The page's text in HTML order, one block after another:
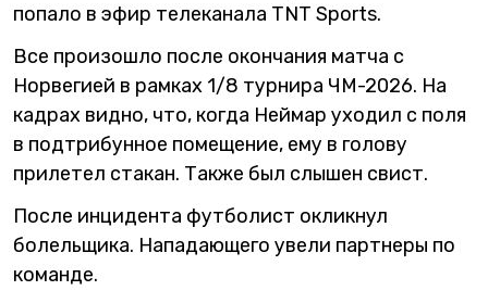
попало в эфир телеканала TNT Sports.
Все произошло после окончания матча с
Норвегией в рамках 1/8 турнира ЧМ-2026. На
кадрах видно, что, когда Неймар уходил с поля
в подтрибунное помещение, ему в голову
прилетел стакан. Также был слышен свист.
После инцидента футболист окликнул
болельщика. Нападающего увели партнеры по
команде.